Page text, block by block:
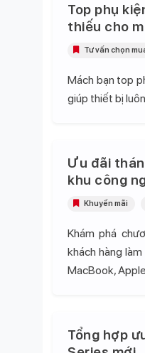
Top phụ
thiếu cho
Mách bạn top
giúp thiết bị
Tư vấn chọn
Ưu đãi
khu công
Khám phá
khách hàng
MacBook, Apple
Khuyến mãi
Tổng hợp